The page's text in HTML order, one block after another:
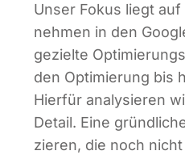
Unser Fokus liegt
neh­men in den
geziel­te
den Opti­mie­rung bis
Hier­für ana­ly­sie­ren
Detail. Eine
zie­ren, die noch